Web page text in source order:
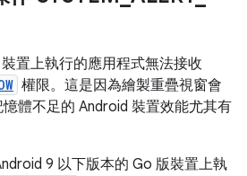
置上執行的應用程式無法接收
權限。這是因為繪製重疊視窗會
體不足的 Android 裝置效能尤其有
9 以下版本的 Go 版裝置上執